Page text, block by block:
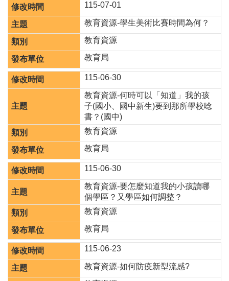
網
站
安
全
政
策
政
府
網
資
料
開
放
宣
告
115-07-01
教育資源-學生美術比賽時間為何？
教育資源
教育局
115-06-30
教育資源-何時可以「知道」我的孩
子(國小、國中新生)要到那所學校唸
書？(國中)
教育資源
教育局
115-06-30
教育資源-要怎麼知道我的小孩讀哪
個學區？又學區如何調整？
教育資源
教育局
115-06-23
教育資源-如何防疫新型流感?